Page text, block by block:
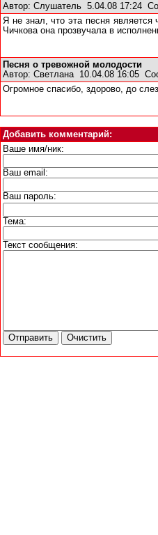
Автор: Слушатель 5.04.08 17:24
Я не знал, что эта песня
Чичкова она прозвучала в
Песня о тревожной молодости
Автор: Светлана10.04.08 16:05
Огромное спасибо, здорово, до
Добавить комментарий:
Ваше имя/ник:
Ваш email:
Ваш пароль:
Тема:
Текст сообщения: